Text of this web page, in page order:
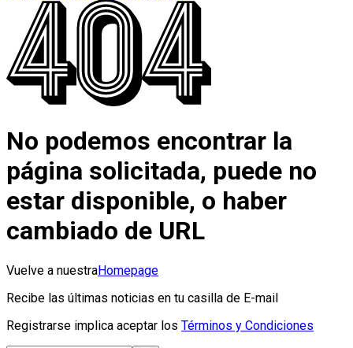
No podemos encontrar la
página solicitada, puede no
estar disponible, o haber
cambiado de URL
Vuelve a nuestraHomepage
Recibe las últimas noticias en tu casilla de E-mail
Registrarse implica aceptar los Términos y Condiciones